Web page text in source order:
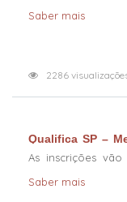
Saber mais
2286
Qualifica SP –
Abertas
As inscrições
Saber mais